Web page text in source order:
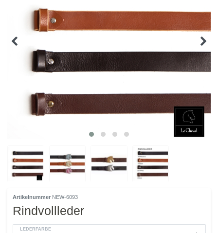
Artikelnummer NEW-6093
Rindvollleder
LEDERFARBE